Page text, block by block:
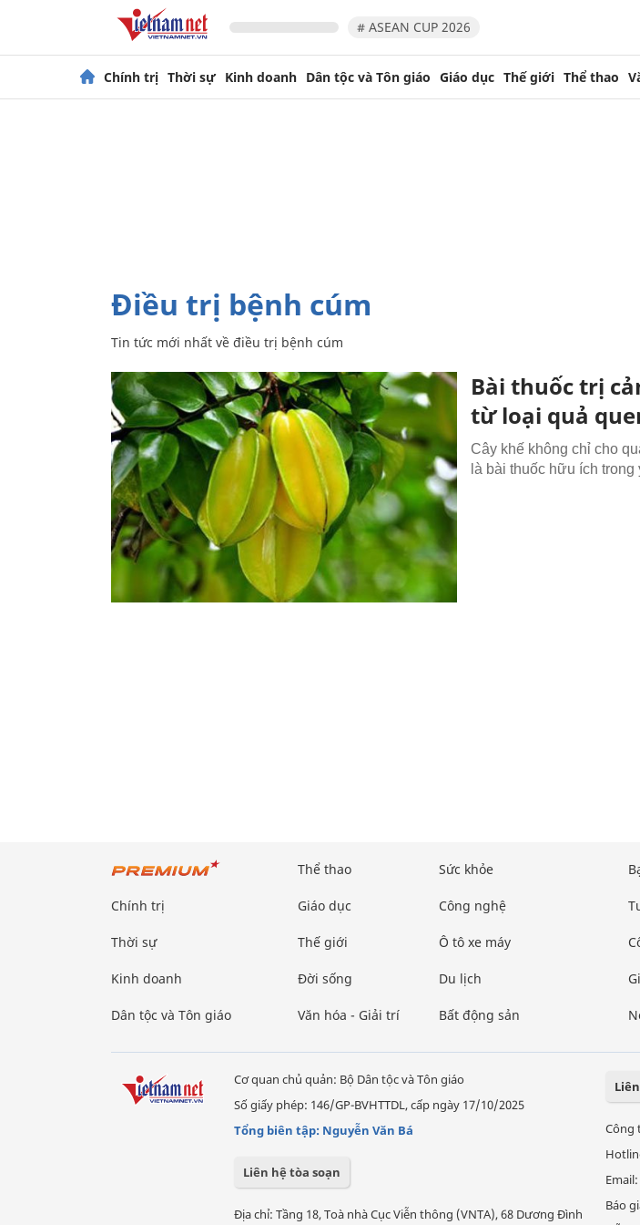
# ASEAN CUP 2026
Chính trị Thời sự Kinh doanh Dân tộc và Tôn giáo Giáo dục Thế giới Thể thao
điều trị bệnh cúm
Tin tức mới nhất về điều trị bệnh cúm
Bài thuốc trị
từ loại quả
Cây khế không chỉ cho
là bài thuốc hữu ích trong
Chính trị
Thời sự
Kinh doanh
Dân tộc và Tôn giáo
Thể thao
Giáo dục
Thế giới
Đời sống
Văn hóa - Giải trí
Sức khỏe
Công nghệ
Ô tô xe máy
Du lịch
Bất động sản
Cơ quan chủ quản: Bộ Dân tộc và Tôn giáo
Số giấy phép: 146/GP-BVHTTDL, cấp ngày 17/10/2025
Tổng biên tập: Nguyễn Văn Bá
Liên hệ tòa soạn
Địa chỉ: Tầng 18, Toà nhà Cục Viễn thông (VNTA), 68 Dương Đình
Công
Báo